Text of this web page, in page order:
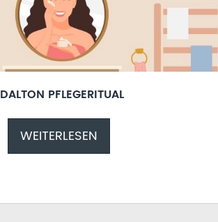
DALTON PFLEGERITUAL
WEITERLESEN